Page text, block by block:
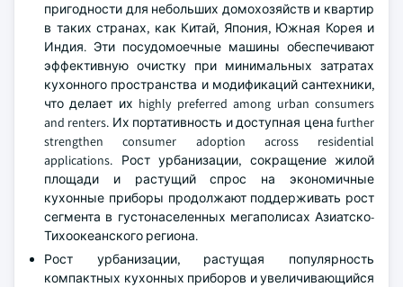
пригодности для небольших домохозяйств и квартир
в таких странах, как Китай, Япония, Южная Корея и
Индия. Эти посудомоечные машины обеспечивают
эффективную очистку при минимальных затратах
кухонного пространства и модификаций сантехники,
что делает их highly preferred among urban consumers
and renters. Их портативность и доступная цена further
strengthen consumer adoption across residential
applications. Рост урбанизации, сокращение жилой
площади и растущий спрос на экономичные
кухонные приборы продолжают поддерживать рост
сегмента в густонаселенных мегаполисах Азиатско-
Тихоокеанского региона.
Рост урбанизации, растущая популярность
компактных кухонных приборов и увеличивающийся